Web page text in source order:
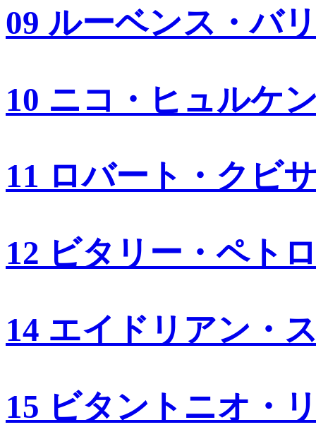
09 ルーベンス・バ
10 ニコ・ヒュルケ
11 ロバート・クビ
12 ビタリー・ペト
14 エイドリアン・
15 ビタントニオ・